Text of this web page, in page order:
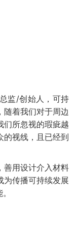
监/创始人，可持
随着我们对于周边
们所忽视的瑕疵越
视线，且已经到
善用设计介入材料
为传播可持续发展